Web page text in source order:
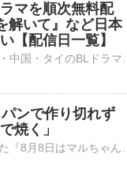
マを順次無料配
いて』など日本
【配信日一覧】
ンで作り切れず
焼く」